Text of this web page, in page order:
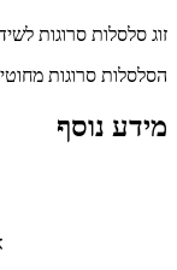
זוג סלסלות סרוגות
הסלסלות סרוגות
מידע נוסף